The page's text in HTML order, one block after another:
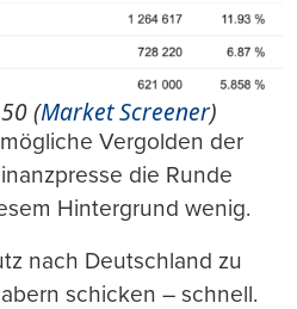
(Market Screener)
Vergolden der
die Runde
Hintergrund wenig.
nach Deutschland zu
schicken – schnell.